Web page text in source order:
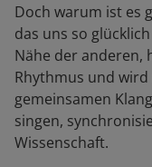
Doch warum ist es
das uns so
Nähe der anderen,
Rhythmus und
gemeinsamen
singen,
Wissenschaft.